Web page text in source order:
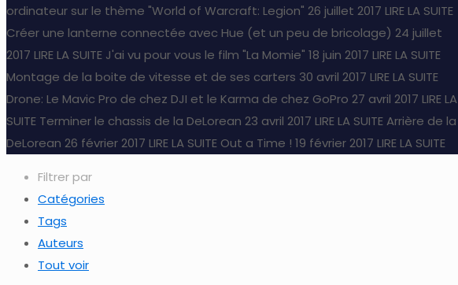
ordinateur sur le thème "World of Warcraft: Legion" 26 juillet 2017 LIRE LA SUITE
Créer une lanterne connectée avec Hue (et un peu de bricolage) 24 juillet
2017 LIRE LA SUITE J'ai vu pour vous le film "La Momie" 18 juin 2017 LIRE LA SUITE
Montage de la boite de vitesse et de ses carters 30 avril 2017 LIRE LA SUITE
Drone: Le Mavic Pro de chez DJI et le Karma de chez GoPro 27 avril 2017 LIRE LA
SUITE Terminer le chassis de la DeLorean 23 avril 2017 LIRE LA SUITEArrière de la
DeLorean 26 février 2017 LIRE LA SUITE Out a Time ! 19 février 2017 LIRE LA SUITE
Filtrer par
Catégories
Tags
Auteurs
Tout voir